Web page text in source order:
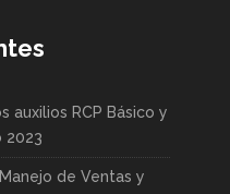
auxilios RCP Básico y
2023
de Ventas y